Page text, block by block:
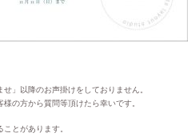
」以降のお声掛けをしておりません。
の方から質問等頂けたら幸いです。
とがあります。